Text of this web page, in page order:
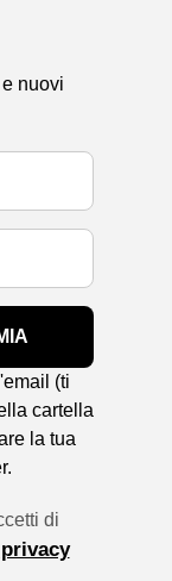
nuovi
(ti
cartella
la tua
di